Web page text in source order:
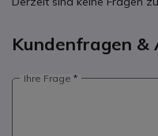
Kundenfragen
Ihre Frage